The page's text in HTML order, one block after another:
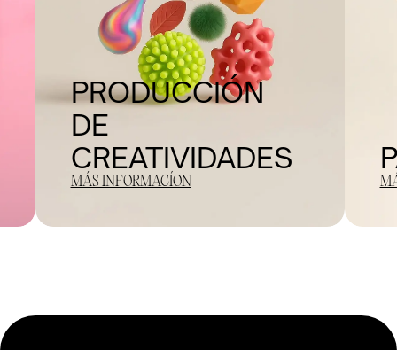
PRODUCCIÓN
DE
CREATIVIDADES
MÁS INFORMACÍON